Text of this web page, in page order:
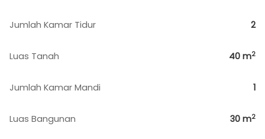
Jumlah Kamar Tidur 2
Luas Tanah 40 m2
Jumlah Kamar Mandi 1
Luas Bangunan 30 m2